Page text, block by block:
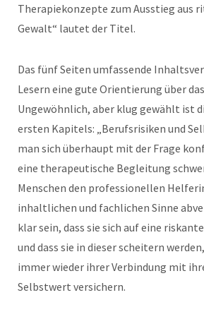
Therapiekonzepte zum Ausstieg aus
Gewalt“ lautet der Titel.
Das fünf Seiten umfassende
Lesern eine gute Orientierung über
Ungewöhnlich, aber klug gewählt ist
ersten Kapitels: „Berufsrisiken und
man sich überhaupt mit der Frage
eine therapeutische Begleitung
Menschen den professionellen
inhaltlichen und fachlichen Sinne
klar sein, dass sie sich auf eine
und dass sie in dieser scheitern
immer wieder ihrer Verbindung mit
Selbstwert versichern.